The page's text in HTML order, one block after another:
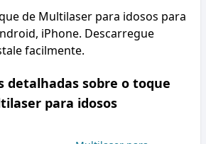
de Multilaser para idosos para
iPhone. Descarregue
facilmente.
detalhadas sobre o toque
para idosos